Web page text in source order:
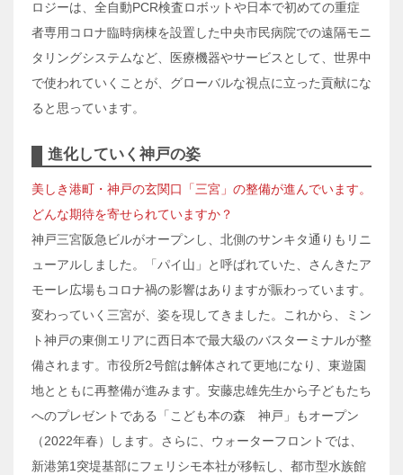
ロジーは、全自動PCR検査ロボットや日本で初めての重症
者専用コロナ臨時病棟を設置した中央市民病院での遠隔モニ
タリングシステムなど、医療機器やサービスとして、世界中
で使われていくことが、グローバルな視点に立った貢献にな
ると思っています。
進化していく神戸の姿
美しき港町・神戸の玄関口「三宮」の整備が進んでいます。
どんな期待を寄せられていますか？
神戸三宮阪急ビルがオープンし、北側のサンキタ通りもリニ
ューアルしました。「パイ山」と呼ばれていた、さんきたア
モーレ広場もコロナ禍の影響はありますが賑わっています。
変わっていく三宮が、姿を現してきました。これから、ミン
ト神戸の東側エリアに西日本で最大級のバスターミナルが整
備されます。市役所2号館は解体されて更地になり、東遊園
地とともに再整備が進みます。安藤忠雄先生から子どもたち
へのプレゼントである「こども本の森 神戸」もオープン
（2022年春）します。さらに、ウォーターフロントでは、
新港第1突堤基部にフェリシモ本社が移転し、都市型水族館